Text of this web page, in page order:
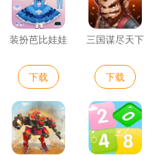
装扮芭比娃娃
下载
三国谋尽天下
下载